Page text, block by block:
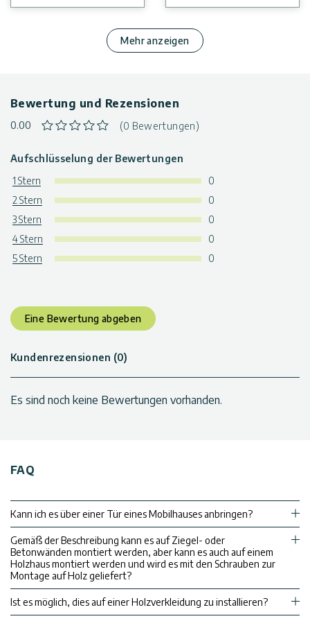
Mehr anzeigen
Bewertung und Rezensionen
0.00 (0 Bewertungen)
Aufschlüsselung der Bewertungen
1 Stern
0
2 Stern
0
3 Stern
0
4 Stern
0
5 Stern
0
Eine Bewertung abgeben
Kundenrezensionen (0)
Es sind noch keine Bewertungen vorhanden.
FAQ
Kann ich es über einer Tür eines Mobilhauses anbringen?
Gemäß der Beschreibung kann es auf Ziegel- oder
Betonwänden montiert werden, aber kann es auch auf einem
Holzhaus montiert werden und wird es mit den Schrauben zur
Montage auf Holz geliefert?
Ist es möglich, dies auf einer Holzverkleidung zu installieren?